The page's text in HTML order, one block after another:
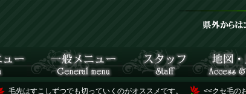
<<クセ毛の
毛先はすこしずつでも切っていくのがオススメです。